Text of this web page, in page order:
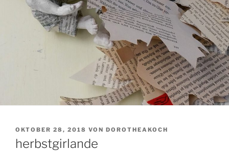
VERÖFFENTLICHT
AM
OKTOBER 28, 2018 VON DOROTHEAKOCH
herbstgirlande